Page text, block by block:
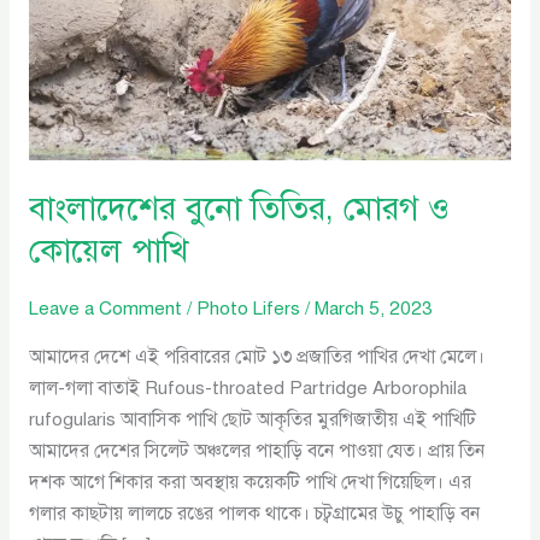
বাংলাদেশের বুনো তিতির, মোরগ ও
কোয়েল পাখি
Leave a Comment / Photo Lifers /March 5, 2023
আমাদের দেশে এই পরিবারের মোট ১৩ প্রজাতির পাখির দেখা মেলে।
লাল-গলা বাতাই Rufous-throated Partridge Arborophila
rufogularis আবাসিক পাখি ছোট আকৃতির মুরগিজাতীয় এই পাখিটি
আমাদের দেশের সিলেট অঞ্চলের পাহাড়ি বনে পাওয়া যেত। প্রায় তিন
দশক আগে শিকার করা অবস্থায় কয়েকটি পাখি দেখা গিয়েছিল। এর
গলার কাছটায় লালচে রঙের পালক থাকে। চট্বগ্রামের উচু পাহাড়ি বন
পাখি